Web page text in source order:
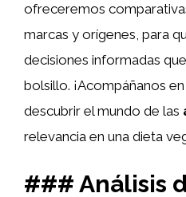
ofreceremos
marcas y orígenes, para
decisiones informadas
bolsillo. ¡Acompáñanos
descubrir el mundo de las
relevancia en una dieta
### Análisis